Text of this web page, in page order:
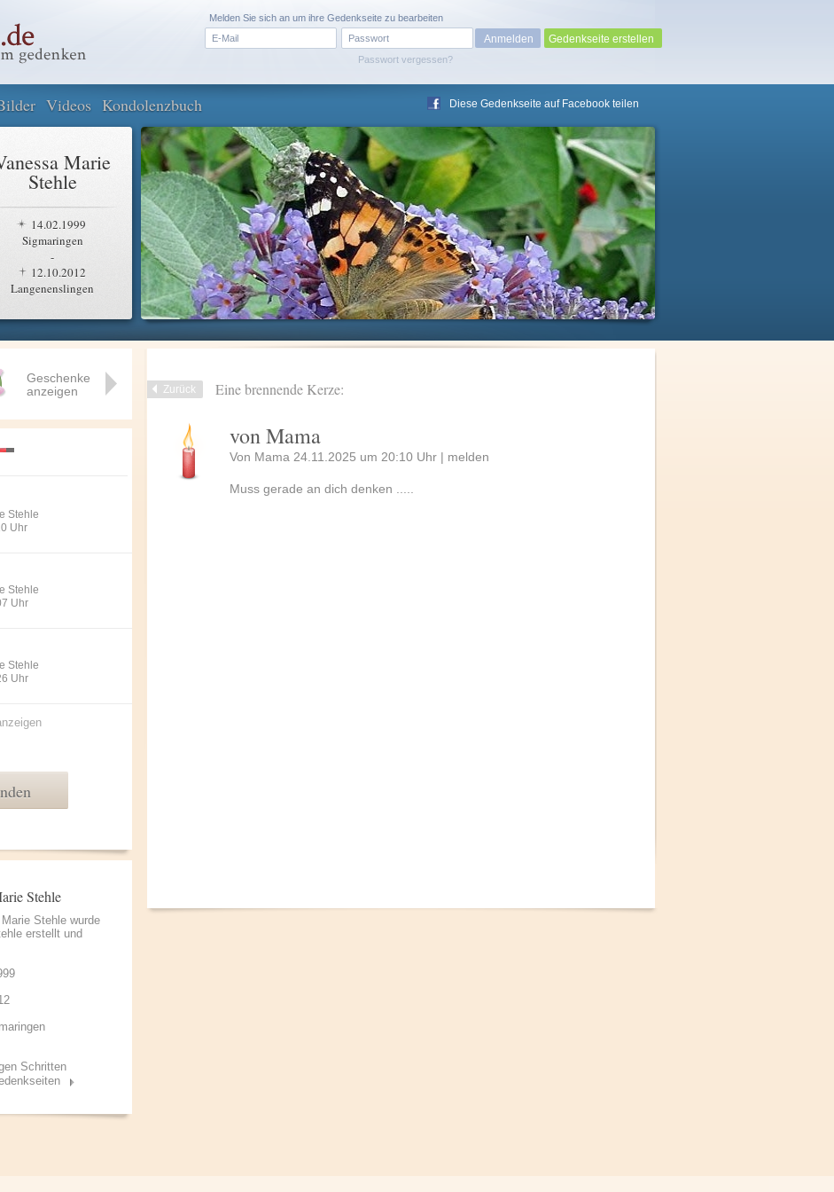
Passwort vergessen?
Melden Sie sich an um ihre Gedenkseite zu bearbeiten
Gedenkseite erstellen
Videos Kondolenzbuch Diese Gedenkseite auf Facebook teilen
Marie
Stehle
14.02.1999
Sigmaringen
-
12.10.2012
Langenenslingen
Zurück Eine brennende Kerze:
von Mama
Von Mama 24.11.2025 um 20:10 Uhr | melden
Muss gerade an dich denken .....
Geschenke
anzeigen
Stehle
Uhr
Stehle
Uhr
Stehle
Uhr
Stehle
Stehle wurde
erstellt und
Schritten